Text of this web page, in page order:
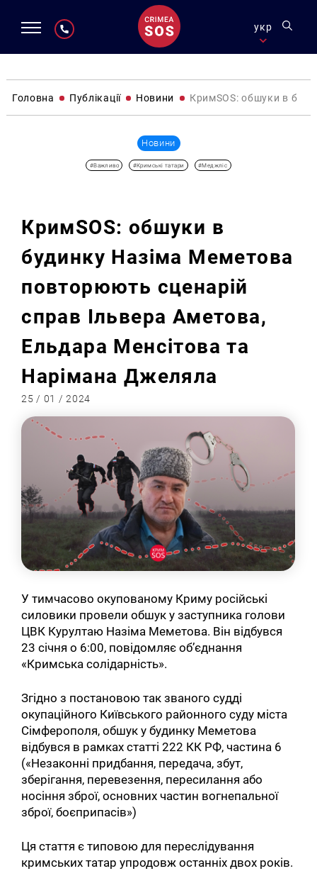
укр
Головна Публікації Новини КримSOS: обшуки в
Новини
#Важливо #Кримські татари #Меджліс
КримSOS: обшуки в
будинку Назіма Меметова
повторюють сценарій
справ Ільвера Аметова,
Ельдара Менсітова та
Нарімана Джеляла
25 / 01 / 2024
У тимчасово окупованому Криму російські
силовики провели обшук у заступника голови
ЦВК Курултаю Назіма Меметова. Він відбувся
23 січня о 6:00, повідомляє об’єднання
«Кримська солідарність».
Згідно з постановою так званого судді
окупаційного Київського районного суду міста
Сімферополя, обшук у будинку Меметова
відбувся в рамках статті 222 КК РФ, частина 6
(«Незаконні придбання, передача, збут,
зберігання, перевезення, пересилання або
носіння зброї, основних частин вогнепальної
зброї, боєприпасів»)
Ця стаття є типовою для переслідування
кримських татар упродовж останніх двох років.